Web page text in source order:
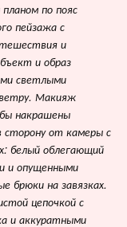
по пояс
пейзажа с
и
и образ
светлыми
Макияж
накрашены
сторону от камеры с
белый облегающий
и опущенными
брюки на завязках.
цепочкой с
и аккуратными